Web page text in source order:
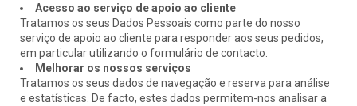
Acesso ao serviço de apoio ao cliente
Tratamos os seus Dados Pessoais como parte do nosso
serviço de apoio ao cliente para responder aos seus pedidos,
em particular utilizando o formulário de contacto.
Melhorar os nossos serviços
Tratamos os seus dados de navegação e reserva para análise
e estatísticas. De facto, estes dados permitem-nos analisar a